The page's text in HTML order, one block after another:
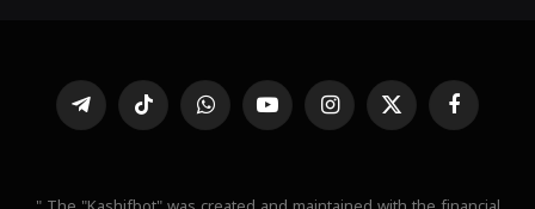
فيسبوك X
(Twitter)
الانستغراميوتيوب واتساب تيكتوك تيلقرام